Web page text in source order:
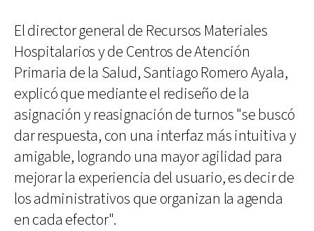
El director general de Recursos Materiales
Hospitalarios y de Centros de Atención
Primaria de la Salud, Santiago Romero Ayala,
explicó que mediante el rediseño de la
asignación y reasignación de turnos "se buscó
dar respuesta, con una interfaz más intuitiva y
amigable, logrando una mayor agilidad para
mejorar la experiencia del usuario, es decir de
los administrativos que organizan la agenda
en cada efector".